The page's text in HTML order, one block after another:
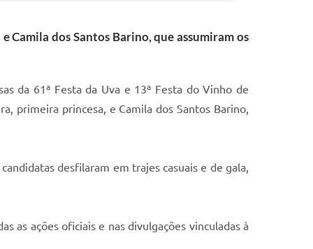
dos Santos Barino, que assumiram os
da 61ª Festa da Uva e 13ª Festa do Vinho de
primeira princesa, e Camila dos Santos Barino,
desfilaram em trajes casuais e de gala,
as ações oficiais e nas divulgações vinculadas à